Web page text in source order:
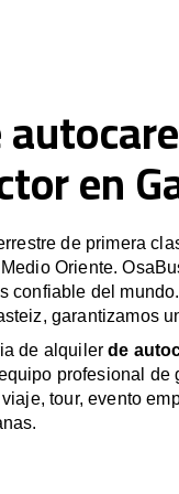
en
de primera
Oriente.
confiable del
garantizamos
de alquilerde
profesional de
tour, evento